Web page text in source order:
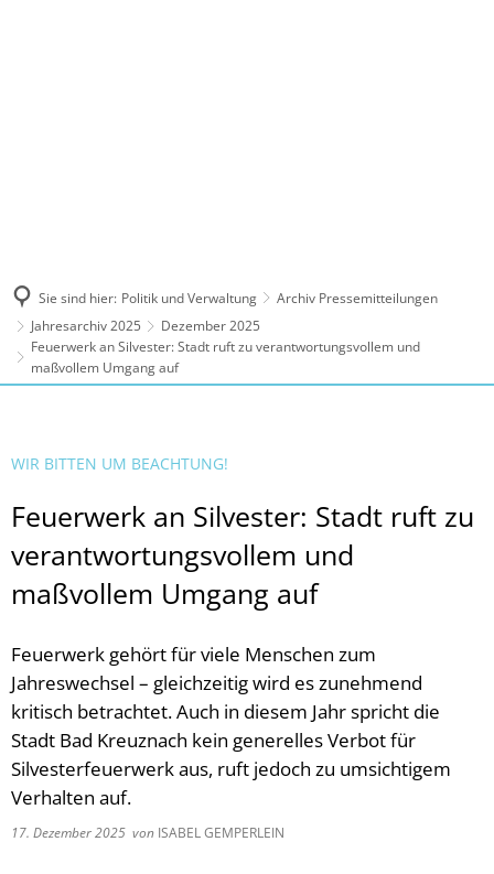
Sie sind hier: Politik und Verwaltung
Archiv Pressemitteilungen
Jahresarchiv 2025
Dezember 2025
Feuerwerk an Silvester: Stadt ruft zu verantwortungsvollem und
maßvollem Umgang auf
WIR BITTEN UM BEACHTUNG!
Feuerwerk an Silvester: Stadt ruft zu
verantwortungsvollem und
maßvollem Umgang auf
Feuerwerk gehört für viele Menschen zum
Jahreswechsel – gleichzeitig wird es zunehmend
kritisch betrachtet. Auch in diesem Jahr spricht die
Stadt Bad Kreuznach kein generelles Verbot für
Silvesterfeuerwerk aus, ruft jedoch zu umsichtigem
Verhalten auf.
17. Dezember 2025 von ISABEL GEMPERLEIN